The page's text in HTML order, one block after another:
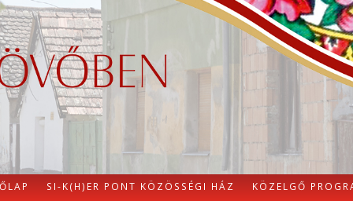
SI-K(H)ER PONT KÖZÖSSÉGI HÁZ KÖZELGŐ